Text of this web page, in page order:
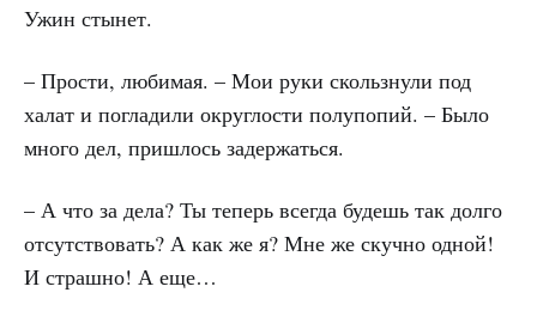
Ужин стынет.
– Прости, любимая. – Мои руки скользнули под
халат и погладили округлости полупопий. – Было
много дел, пришлось задержаться.
– А что за дела? Ты теперь всегда будешь так долго
отсутствовать? А как же я? Мне же скучно одной!
И страшно! А еще…